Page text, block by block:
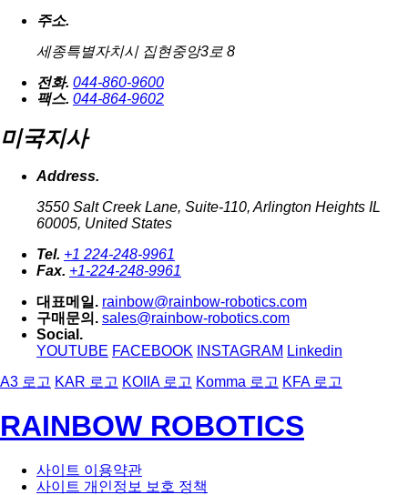
주소.
세종특별자치시 집현중앙3로 8
전화. 044-860-9600
팩스. 044-864-9602
미국지사
Address.
3550 Salt Creek Lane, Suite-110, Arlington Heights IL
60005, United States
Tel. +1 224-248-9961
Fax. +1-224-248-9961
대표메일. rainbow@rainbow-robotics.com
구매문의. sales@rainbow-robotics.com
Social.
YOUTUBE FACEBOOK INSTAGRAM Linkedin
A3 로고 KAR 로고 KOIIA 로고 Komma 로고 KFA 로고
RAINBOW ROBOTICS
사이트 이용약관
사이트 개인정보 보호 정책